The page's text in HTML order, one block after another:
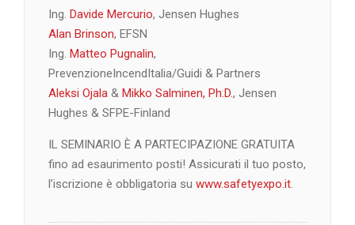
Ing. Davide Mercurio, Jensen Hughes
Alan Brinson, EFSN
Ing. Matteo Pugnalin,
PrevenzioneIncendItalia/Guidi & Partners
Aleksi Ojala & Mikko Salminen, Ph.D., Jensen
Hughes & SFPE-Finland
IL SEMINARIO È A PARTECIPAZIONE GRATUITA
fino ad esaurimento posti! Assicurati il tuo posto,
l’iscrizione è obbligatoria su www.safetyexpo.it.